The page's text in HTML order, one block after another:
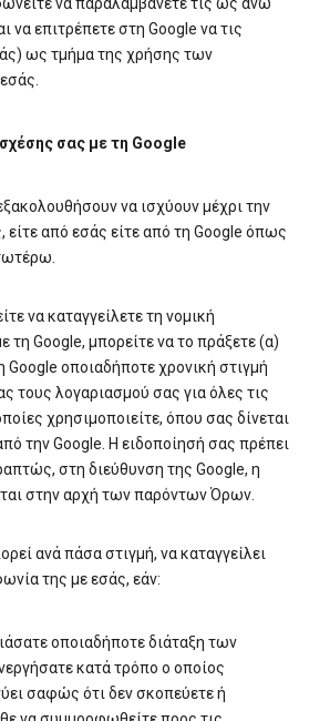
να παραλαμβάνετε τις ως άνω
να επιτρέπετε στη Google να τις
ως τμήμα της χρήσης των
σας με τη Google
να ισχύουν μέχρι την
είτε από εσάς είτε από τη Google όπως
να καταγγείλετε τη νομική
Google, μπορείτε να το πράξετε (α)
Google οποιαδήποτε χρονική στιγμή
τους λογαριασμού σας για όλες τις
χρησιμοποιείτε, όπου σας δίνεται
την Google. Η ειδοποίησή σας πρέπει
στη διεύθυνση της Google, η
στην αρχή των παρόντων Όρων.
ανά πάσα στιγμή, να καταγγείλει
της με εσάς, εάν:
οποιαδήποτε διάταξη των
κατά τρόπο ο οποίος
σαφώς ότι δεν σκοπεύετε ή